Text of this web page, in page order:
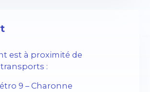
est à proximité de
:
9 – Charonne